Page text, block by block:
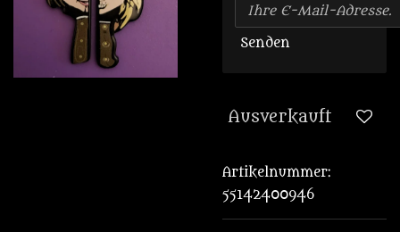
Senden
Ausverkauft
Artikelnummer:
55142400946